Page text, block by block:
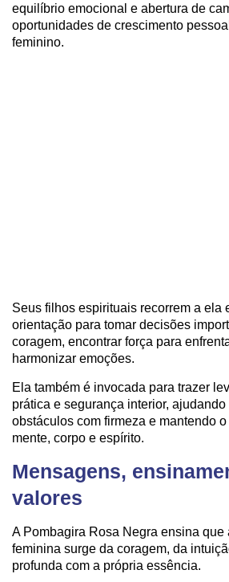
equilíbrio emocional e abertura de
oportunidades de crescimento
feminino.
Seus filhos espirituais recorrem a ela
orientação para tomar decisões
coragem, encontrar força para
harmonizar emoções.
Ela também é invocada para trazer
prática e segurança interior, ajudando
obstáculos com firmeza e mantendo
mente, corpo e espírito.
Mensagens,
valores
A Pombagira Rosa Negra ensina que
feminina surge da coragem, da
profunda com a própria essência.